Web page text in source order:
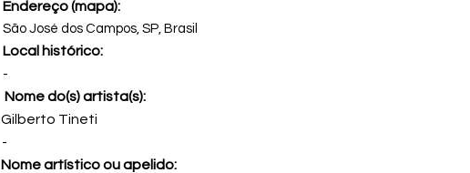
Endereço (mapa):
São José dos Campos, SP, Brasil
Local histórico:
-
Nome do(s) artista(s):
Gilberto Tineti
-
Nome artístico ou apelido: